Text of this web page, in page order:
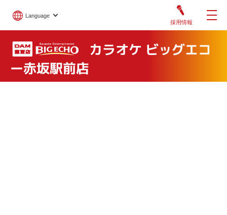
Language
採用情報
カラオケ ビッグエコ
ー赤坂駅前店